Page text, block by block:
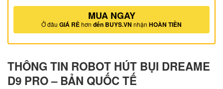
MUA NGAY
Ở đâu GIÁ RẺhơn đến BUYS.VN nhận HOÀN TIỀN
THÔNG TIN ROBOT HÚT BỤI DREAME
D9 PRO – BẢN QUỐC TẾ